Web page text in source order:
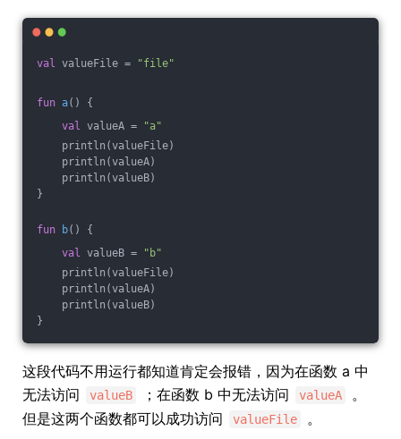
val valueFile = "file"
fun a()
{
val valueA =
"a"
println(valueFile)
println(valueA)
println(valueB)
}
fun b()
{
val valueB =
"b"
println(valueFile)
println(valueA)
println(valueB)
}
这段代码不用运行都知道肯定会报错，因为在函数 a 中
无法访问
valueB ；在函数 b 中无法访问 valueA
。
但是这两个函数都可以成功访问
valueFile 。